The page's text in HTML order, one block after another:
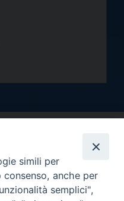
Torino
simili per
anche per
semplici",